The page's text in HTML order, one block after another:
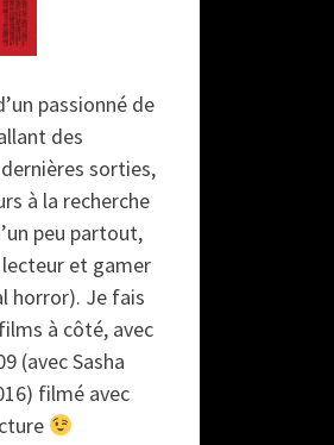
passionné de
des
sorties,
à la recherche
peu partout,
et gamer
horror). Je fais
à côté, avec
(avec Sasha
filmé avec